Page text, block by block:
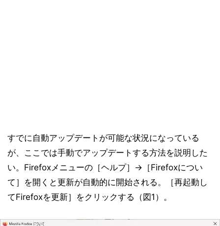
すでに自動アップデートが可能な状況になっている
が、ここでは手動でアップデートする方法を説明した
い。Firefoxメニューの［ヘルプ］→［Firefoxについ
て］を開くと更新が自動的に開始される。［再起動し
てFirefoxを更新］をクリックする（図1）。